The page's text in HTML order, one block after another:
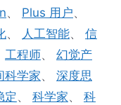
、 Plus 用户、
、 人工智能、 信
工程师、 幻觉产
科学家、 深度思
定 、 科学家、 科